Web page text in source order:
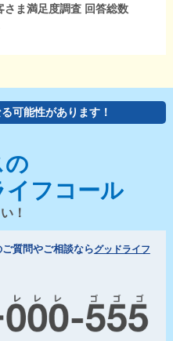
さま満足度調査 回答総数
可能性があります！
の
イフコール
！
質問やご相談ならグッドライフ